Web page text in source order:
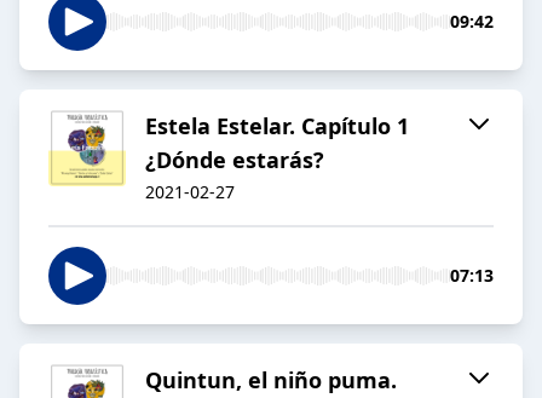
09:42
Estela Estelar. Capítulo 1
¿Dónde estarás?
2021-02-27
07:13
Quintun, el niño puma.